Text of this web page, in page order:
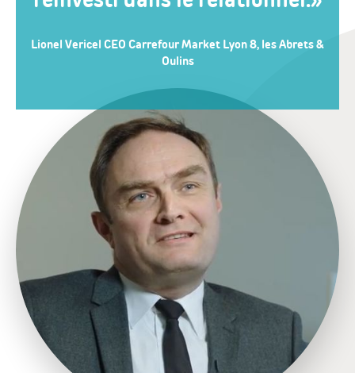
Lionel Vericel CEO Carrefour Market Lyon 8, les Abrets &
Oulins